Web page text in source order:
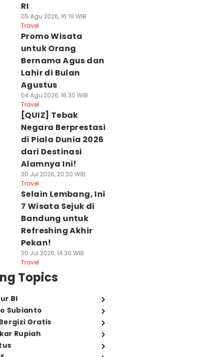
Tak Pernah
Langit
2026, 21:47 WIB
di Persimpangan
06 Agu 2026, 21:17 WIB
RI
05 Agu 2026, 16:19 WIB
Travel
Promo Wisata
untuk Orang
Bernama Agus dan
Lahir di Bulan
Agustus
04 Agu 2026, 16:30 WIB
Travel
[QUIZ] Tebak
Negara Berprestasi
di Piala Dunia 2026
dari Destinasi
Alamnya Ini!
30 Jul 2026, 20:30 WIB
Travel
Selain Lembang, Ini
7 Wisata Sejuk di
Bandung untuk
Refreshing Akhir
Pekan!
30 Jul 2026, 14:30 WIB
Travel
Topics
BI
Subianto
Gratis
Rupiah